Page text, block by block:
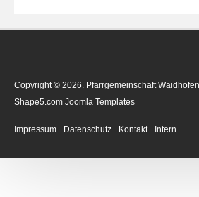
Copyright © 2026. Pfarrgemeinschaft
Shape5.com Joomla Templates
Impressum Datenschutz Kontakt Intern